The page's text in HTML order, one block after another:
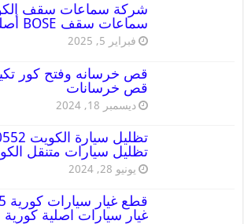
سماعات سقف BOSE أصلية
فبراير 5, 2025
قص خرسانات
ديسمبر 18, 2024
تظليل سيارات متنقل
يونيو 28, 2024
غيار سيارات اصلية كورية